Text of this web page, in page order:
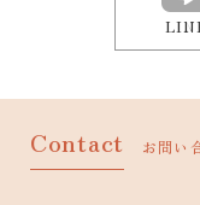
Contact お問い